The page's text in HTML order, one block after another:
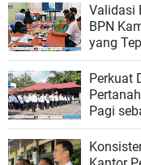
Validasi
BPN
yang
Perkuat
Pagi
Kualitas